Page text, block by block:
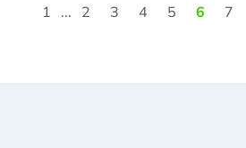
1 ... 2 3 4 5 6 7